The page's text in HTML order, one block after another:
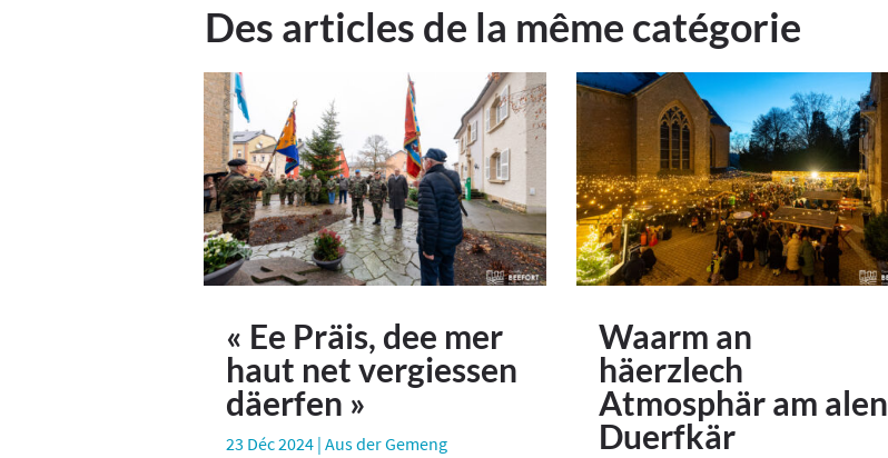
Des articles de la même catégorie
« Ee Präis, dee mer
haut net vergiessen
däerfen »
23 Déc 2024 |Aus der Gemeng
Waarm an
häerzlech
Atmosphär am alen
Duerfkär